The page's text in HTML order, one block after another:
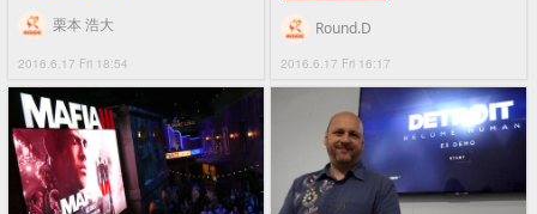
2016.6.17 Fri 18:54
栗本 浩大
2016.6.17 Fri 16:17
Round.D